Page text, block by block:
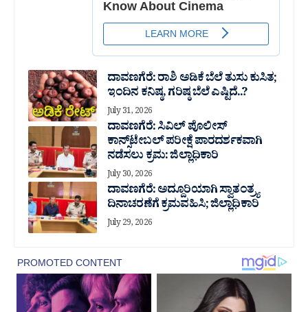
ದಾವಣಗೆರೆ: ರಾಶಿ ಅಡಿಕೆ ಬೆಲೆ ತುಸು‌ ಕುಸಿತ;
ಇಂದಿನ ಕನಿಷ್ಠ, ಗರಿಷ್ಠ ಬೆಲೆ ಎಷ್ಟಿದೆ..?
July 31, 2026
ದಾವಣಗೆರೆ: ಸಿವಿಲ್ ಪೊಲೀಸ್
ಕಾನ್ಸ್‌ಟೇಬಲ್ ಪರೀಕ್ಷೆ ಪಾರದರ್ಶಕವಾಗಿ
ನಡೆಸಲು ಕ್ರಮ: ಜಿಲ್ಲಾಧಿಕಾರಿ
July 30, 2026
ದಾವಣಗೆರೆ: ಅದ್ದೂರಿಯಾಗಿ ಸ್ವಾತಂತ್ರ್ಯ
ದಿನಾಚರಣೆಗೆ ಕ್ರಮವಹಿಸಿ; ಜಿಲ್ಲಾಧಿಕಾರಿ
July 29, 2026